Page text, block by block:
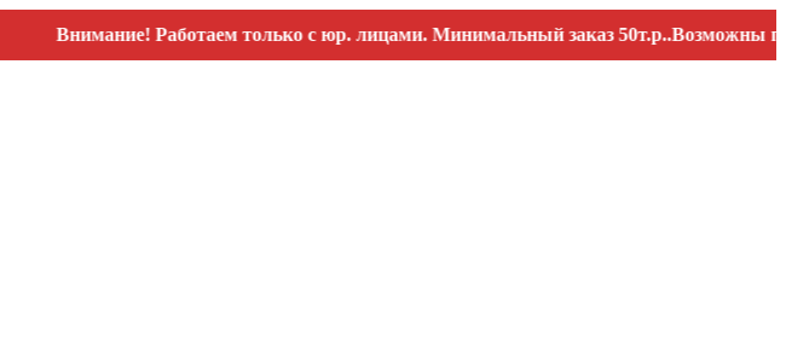
Внимание! Работаем только с юр. лицами. Минимальный заказ 50т.р..Возможны перебои